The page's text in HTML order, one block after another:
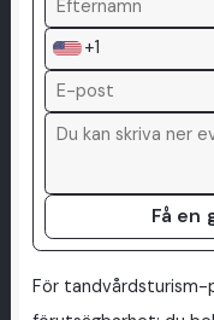
+1
Få en
För tandvårdsturism-